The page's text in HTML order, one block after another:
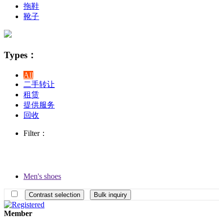
拖鞋
靴子
Types：
All
二手转让
租赁
提供服务
回收
Filter：
Men's shoes
Member